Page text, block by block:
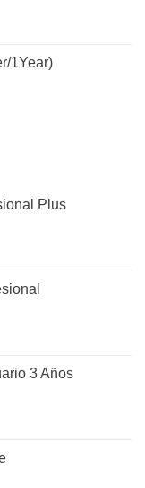
1Year)
Plus
3 Años